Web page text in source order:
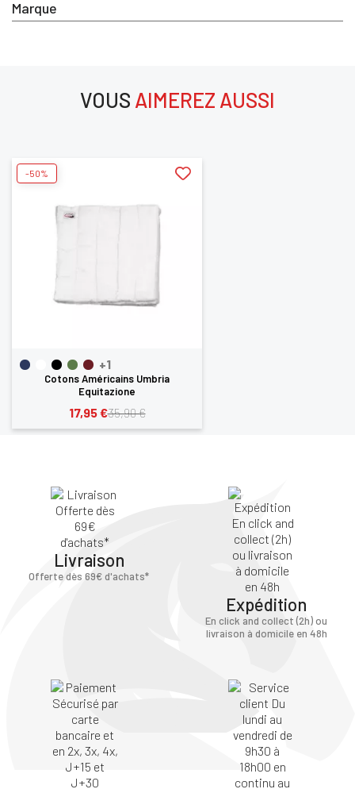
Marque
VOUS AIMEREZ AUSSI
+1
Cotons Américains Umbria
Equitazione
35,90 €
17,95 €
-50%
Livraison
Offerte dès 69€ d'achats*
Expédition
En click and collect (2h) ou
livraison à domicile en 48h